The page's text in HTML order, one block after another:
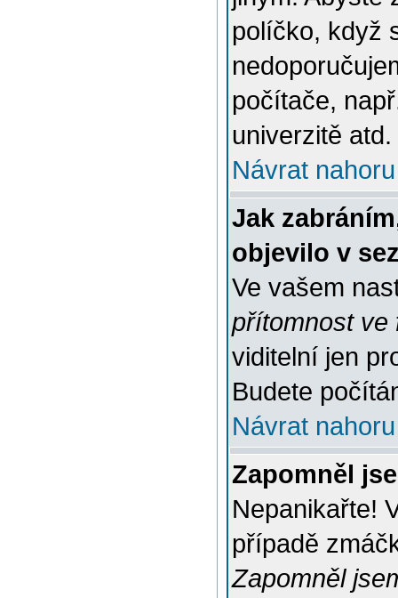
políčko, když
počítače,
univerzitě atd.
Návrat nahoru
Jak
objevilo v
Ve vašem
přítomnost ve
viditelní jen
Budete
Návrat nahoru
Zapomněl
Nepanikařte!
případě
Zapomněl